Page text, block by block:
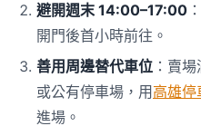
避開週末 14:00–17:00
開門後首小時前往。
善用周邊替代車位 ：賣
或公有停車場，用 高雄停
進場。